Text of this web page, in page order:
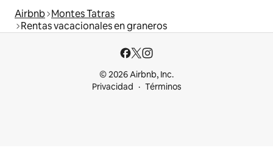
Airbnb Montes Tatras
Rentas vacacionales en graneros
© 2026 Airbnb, Inc.
Privacidad
Términos